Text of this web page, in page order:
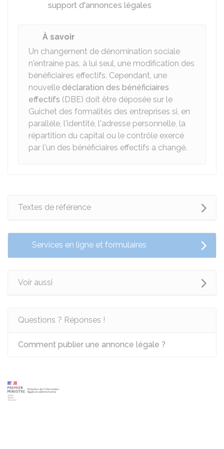
support d'annonces légales
À savoir
Un changement de dénomination sociale
n'entraîne pas, à lui seul, une modification des
bénéficiaires effectifs. Cependant, une
nouvelle déclaration des bénéficiaires
effectifs (DBE) doit être déposée sur le
Guichet des formalités des entreprises si, en
parallèle, l'identité, l'adresse personnelle, la
répartition du capital ou le contrôle exercé
par l'un des bénéficiaires effectifs a changé.
Textes de référence
Services en ligne et formulaires
Voir aussi
Questions ? Réponses !
Comment publier une annonce légale ?